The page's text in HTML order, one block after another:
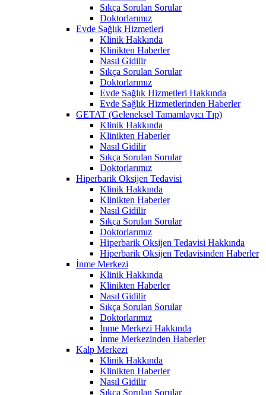
Sıkça Sorulan Sorular
Doktorlarımız
Evde Sağlık Hizmetleri
Klinik Hakkında
Klinikten Haberler
Nasıl Gidilir
Sıkça Sorulan Sorular
Doktorlarımız
Evde Sağlık Hizmetleri Hakkında
Evde Sağlık Hizmetlerinden Haberler
GETAT (Geleneksel Tamamlayıcı Tıp)
Klinik Hakkında
Klinikten Haberler
Nasıl Gidilir
Sıkça Sorulan Sorular
Doktorlarımız
Hiperbarik Oksijen Tedavisi
Klinik Hakkında
Klinikten Haberler
Nasıl Gidilir
Sıkça Sorulan Sorular
Doktorlarımız
Hiperbarik Oksijen Tedavisi Hakkında
Hiperbarik Oksijen Tedavisinden Haberler
İnme Merkezi
Klinik Hakkında
Klinikten Haberler
Nasıl Gidilir
Sıkça Sorulan Sorular
Doktorlarımız
İnme Merkezi Hakkında
İnme Merkezinden Haberler
Kalp Merkezi
Klinik Hakkında
Klinikten Haberler
Nasıl Gidilir
Sıkça Sorulan Sorular